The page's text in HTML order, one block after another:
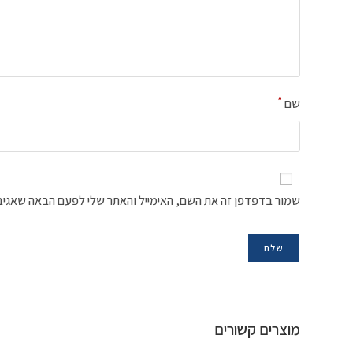
שם *
שמור בדפדפן זה את השם, האימייל והאתר שלי לפעם הבאה
מוצרים קשורים